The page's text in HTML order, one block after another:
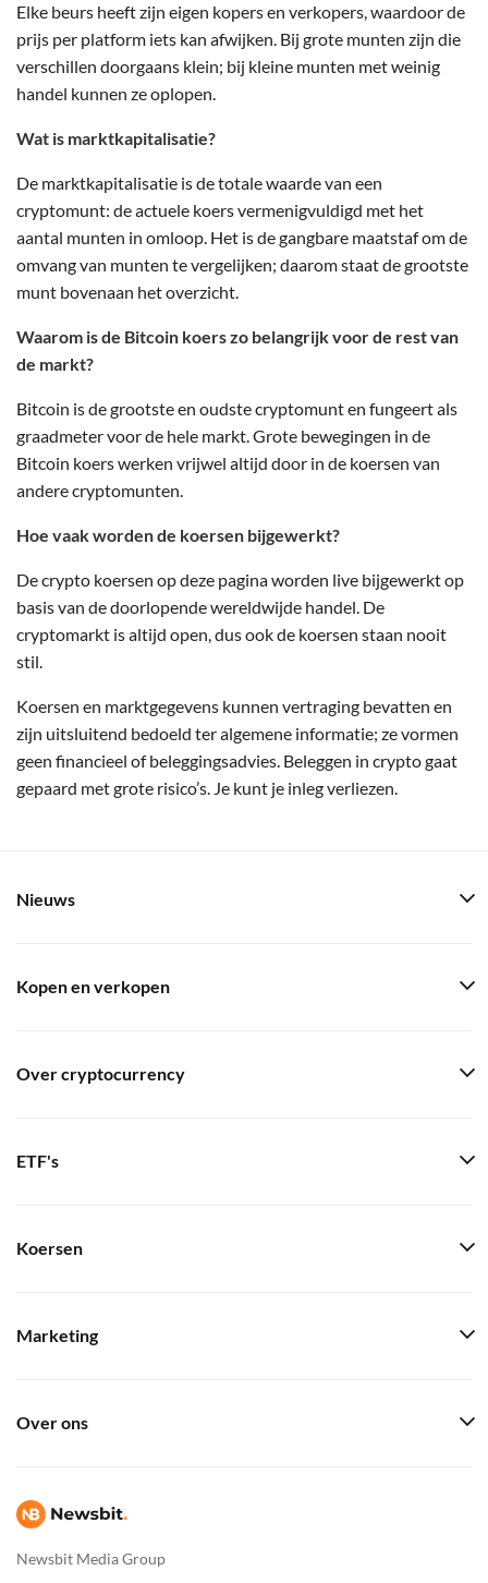
Elke beurs heeft zijn eigen kopers en verkopers, waardoor de
prijs per platform iets kan afwijken. Bij grote munten zijn die
verschillen doorgaans klein; bij kleine munten met weinig
handel kunnen ze oplopen.
Wat is marktkapitalisatie?
De marktkapitalisatie is de totale waarde van een
cryptomunt: de actuele koers vermenigvuldigd met het
aantal munten in omloop. Het is de gangbare maatstaf om de
omvang van munten te vergelijken; daarom staat de grootste
munt bovenaan het overzicht.
Waarom is de Bitcoin koers zo belangrijk voor de rest van
de markt?
Bitcoin is de grootste en oudste cryptomunt en fungeert als
graadmeter voor de hele markt. Grote bewegingen in de
Bitcoin koers werken vrijwel altijd door in de koersen van
andere cryptomunten.
Hoe vaak worden de koersen bijgewerkt?
De crypto koersen op deze pagina worden live bijgewerkt op
basis van de doorlopende wereldwijde handel. De
cryptomarkt is altijd open, dus ook de koersen staan nooit
stil.
Koersen en marktgegevens kunnen vertraging bevatten en
zijn uitsluitend bedoeld ter algemene informatie; ze vormen
geen financieel of beleggingsadvies. Beleggen in crypto gaat
gepaard met grote risico’s. Je kunt je inleg verliezen.
Newsbit Media Group
Nieuws
Kopen en verkopen
Over cryptocurrency
ETF's
Koersen
Marketing
Over ons